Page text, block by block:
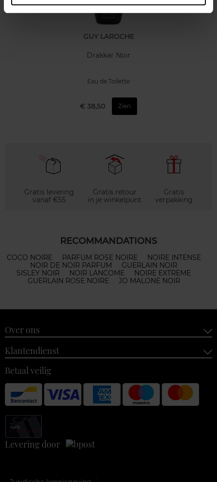
GUY LAROCHE
Drakkar Noir
Eau de Toilette
€ 38,50 Zien
Gratis levering
vanaf €55
Gratis retour
in je winkelpunt
Gratis
verpakking
RECOMMANDATIONS
COCO NOIRE PARFUM ROSE NOIRE
NOIRE INTENSE
NOIR DE NOIR PARFUM
GUERLAIN NOIR
SISLEY NOIR
NOIR LANCOME
NOIRE EXTREME
GUERLAIN ROSE NOIRE
JO MALONE NOIR
Over ons
Klantendienst
Betaal veilig
Levering door